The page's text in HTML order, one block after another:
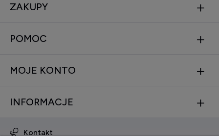
ZAKUPY
POMOC
MOJE KONTO
INFORMACJE
Kontakt